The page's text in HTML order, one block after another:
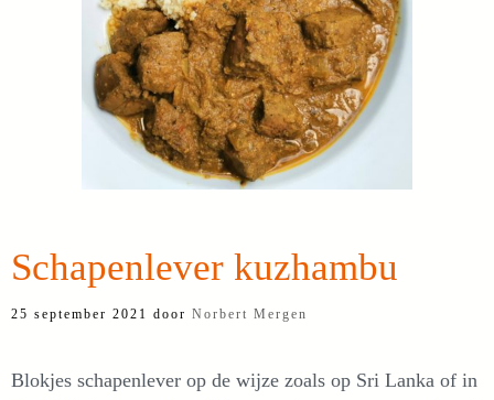
Schapenlever kuzhambu
25 september 2021 door Norbert Mergen
Blokjes schapenlever op de wijze zoals op Sri Lanka of in